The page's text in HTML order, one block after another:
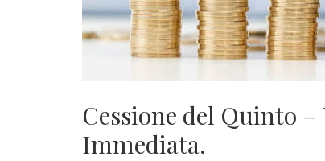
Cessione del Quinto
Immediata.